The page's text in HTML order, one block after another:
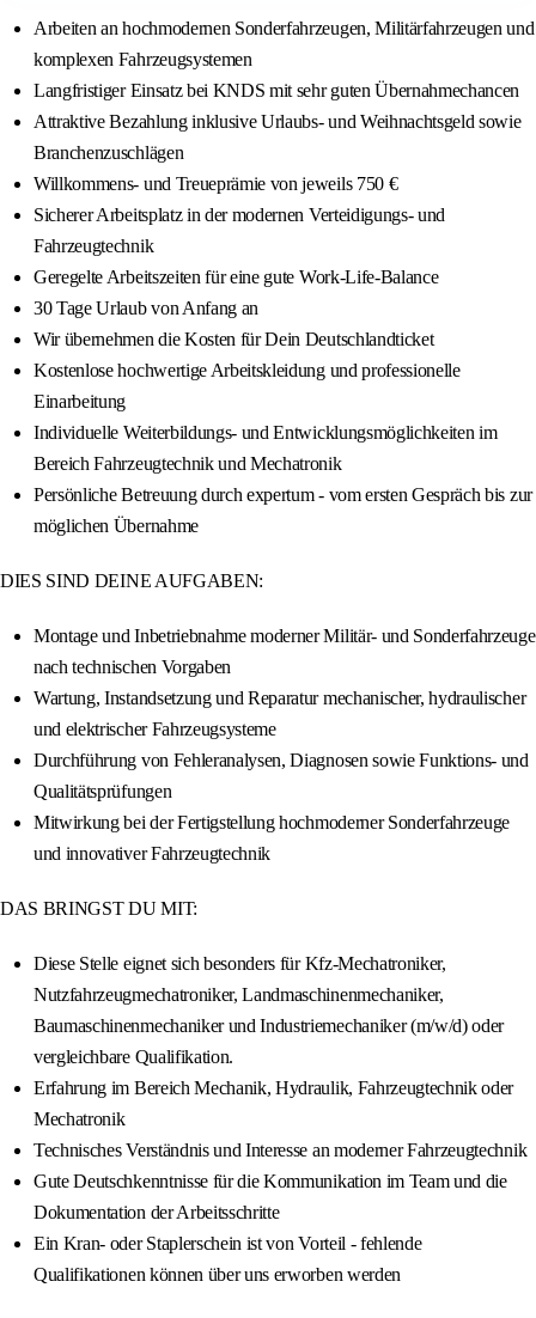
Arbeiten an hochmodernen Sonderfahrzeugen, Militärfahrzeugen und
komplexen Fahrzeugsystemen
Langfristiger Einsatz bei KNDS mit sehr guten Übernahmechancen
Attraktive Bezahlung inklusive Urlaubs- und Weihnachtsgeld sowie
Branchenzuschlägen
Willkommens- und Treueprämie von jeweils 750 €
Sicherer Arbeitsplatz in der modernen Verteidigungs- und
Fahrzeugtechnik
Geregelte Arbeitszeiten für eine gute Work-Life-Balance
30 Tage Urlaub von Anfang an
Wir übernehmen die Kosten für Dein Deutschlandticket
Kostenlose hochwertige Arbeitskleidung und professionelle
Einarbeitung
Individuelle Weiterbildungs- und Entwicklungsmöglichkeiten im
Bereich Fahrzeugtechnik und Mechatronik
Persönliche Betreuung durch expertum - vom ersten Gespräch bis zur
möglichen Übernahme
DIES SIND DEINE AUFGABEN:
Montage und Inbetriebnahme moderner Militär- und Sonderfahrzeuge
nach technischen Vorgaben
Wartung, Instandsetzung und Reparatur mechanischer, hydraulischer
und elektrischer Fahrzeugsysteme
Durchführung von Fehleranalysen, Diagnosen sowie Funktions- und
Qualitätsprüfungen
Mitwirkung bei der Fertigstellung hochmoderner Sonderfahrzeuge
und innovativer Fahrzeugtechnik
DAS BRINGST DU MIT:
Diese Stelle eignet sich besonders für Kfz-Mechatroniker,
Nutzfahrzeugmechatroniker, Landmaschinenmechaniker,
Baumaschinenmechaniker und Industriemechaniker (m/w/d) oder
vergleichbare Qualifikation.
Erfahrung im Bereich Mechanik, Hydraulik, Fahrzeugtechnik oder
Mechatronik
Technisches Verständnis und Interesse an moderner Fahrzeugtechnik
Gute Deutschkenntnisse für die Kommunikation im Team und die
Dokumentation der Arbeitsschritte
Ein Kran- oder Staplerschein ist von Vorteil - fehlende
Qualifikationen können über uns erworben werden